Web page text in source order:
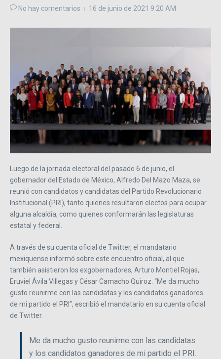
No hay comentarios 16 de junio de 2021 9:20 AM
Luego de la jornada electoral del pasado 6 de junio, el
gobernador del Estado de México, Alfredo Del Mazo Maza, se
reunió con candidatos y candidatas del Partido Revolucionario
Institucional (PRI), tanto quienes resultaron electos para ocupar
alguna alcaldía, como quienes conformarán las legislaturas
estatal y federal.
A través de su cuenta oficial de Twitter, el mandatario
mexiquense informó sobre este encuentro oficial, al que
también asistieron los exgobernadores, Arturo Montiel Rojas,
Eruviel Ávila Villegas y César Camacho Quiroz. “Me da mucho
gusto reunirme con las candidatas y los candidatos ganadores
de mi partido el PRI”, escribió el mandatario en su cuenta oficial
de Twitter.
Me da mucho gusto reunirme con las candidatas
y los candidatos ganadores de mi partido el PRI.